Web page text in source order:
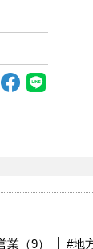
業（9）
#地